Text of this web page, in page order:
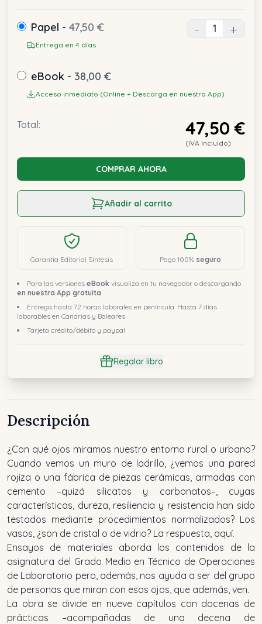
Papel - 47,50 €
Entrega en 4 días
- +
eBook - 38,00 €
Acceso inmediato (Online + Descarga en nuestra App)
Total: 47,50 €
(IVA Incluido)
COMPRAR AHORA
Añadir al carrito
Garantía Editorial Síntesis Pago 100% seguro
Para las versiones eBook visualiza en tu navegador o descargando
en nuestra App gratuita
Entrega hasta 72 horas laborales en península. Hasta 7 días
laborables en Canarias y Baleares
Tarjeta crédito/débito y paypal
Regalar libro
Descripción
¿Con qué ojos miramos nuestro entorno rural o urbano?
Cuando vemos un muro de ladrillo, ¿vemos una pared
rojiza o una fábrica de piezas cerámicas, armadas con
cemento –quizá silicatos y carbonatos–, cuyas
características, dureza, resiliencia y resistencia han sido
testados mediante procedimientos normalizados? Los
vasos, ¿son de cristal o de vidrio? La respuesta, aquí.
Ensayos de materiales aborda los contenidos de la
asignatura del Grado Medio en Técnico de Operaciones
de Laboratorio pero, además, nos ayuda a ser del grupo
de personas que miran con esos ojos, que además, ven.
La obra se divide en nueve capítulos con docenas de
prácticas –acompañadas de una decena de